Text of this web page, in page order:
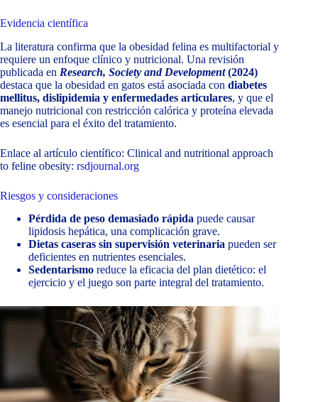
Evidencia científica
La literatura confirma que la obesidad felina es multifactorial y
requiere un enfoque clínico y nutricional. Una revisión
publicada en Research, Society and Development(2024)
destaca que la obesidad en gatos está asociada con diabetes
mellitus, dislipidemia y enfermedades articulares, y que el
manejo nutricional con restricción calórica y proteína elevada
es esencial para el éxito del tratamiento.
Enlace al artículo científico: Clinical and nutritional approach
to feline obesity: rsdjournal.org
Riesgos y consideraciones
Pérdida de peso demasiado rápida puede causar
lipidosis hepática, una complicación grave.
Dietas caseras sin supervisión veterinaria pueden ser
deficientes en nutrientes esenciales.
Sedentarismo reduce la eficacia del plan dietético: el
ejercicio y el juego son parte integral del tratamiento.